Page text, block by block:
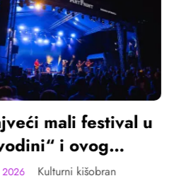
mali festival u
i ovog
u Sremskoj
Kulturni kišobran
jun